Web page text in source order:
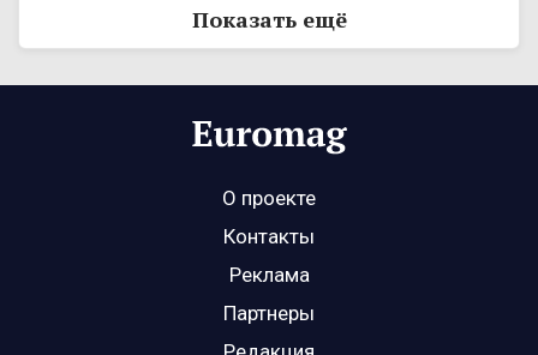
Показать ещё
О проекте
Контакты
Реклама
Партнеры